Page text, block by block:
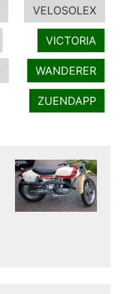
VELOSOLEX
VICTORIA
WANDERER
ZUENDAPP